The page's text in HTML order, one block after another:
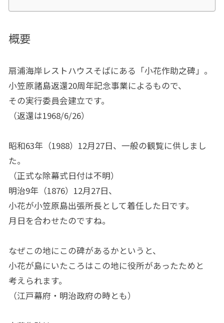
概要
扇浦海岸レストハウスそばにある「小花作助之碑」。
小笠原諸島返還20周年記念事業によるもので、
その実行委員会建立です。
（返還は1968/6/26）
昭和63年（1988）12月27日、一般の観覧に供しまし
た。
（正式な除幕式日付は不明）
明治9年（1876）12月27日、
小花が小笠原島出張所長として着任した日です。
月日を合わせたのですね。
なぜこの地にこの碑があるかというと、
小花が島にいたころはこの地に役所があったためと
考えられます。
（江戸幕府・明治政府の時とも）